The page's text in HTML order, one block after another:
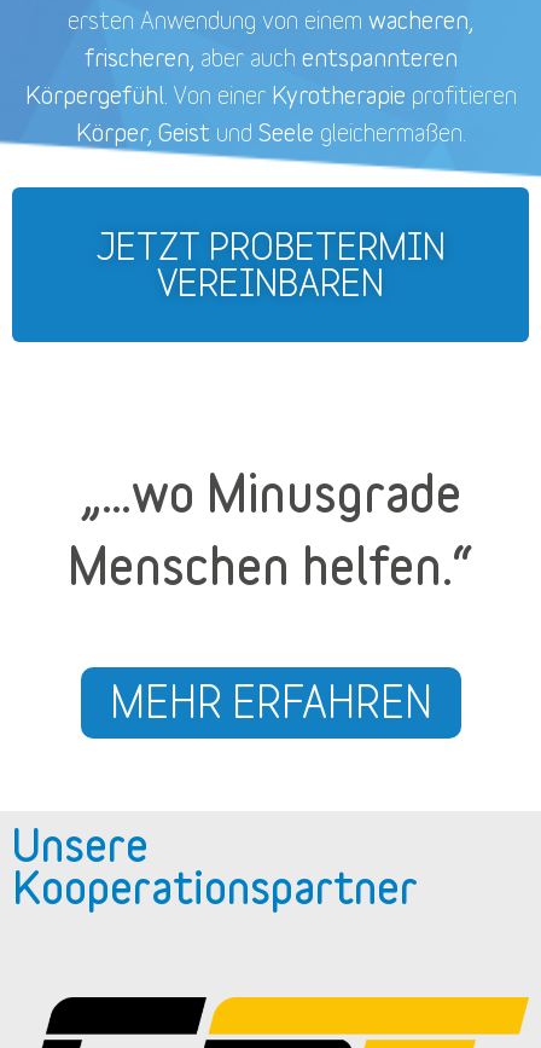
ersten Anwendung von einem wacheren,
frischeren, aber auch entspannteren
Körpergefühl. Von einer Kyrotherapie profitieren
Körper, Geistund Seele gleichermaßen.
JETZT PROBETERMIN
VEREINBAREN
„…wo Minusgrade
Menschen helfen.“
MEHR ERFAHREN
Unsere
Kooperationspartner